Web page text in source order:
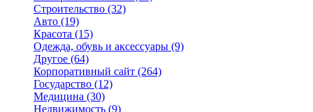
Строительство (32)
Авто (19)
Красота (15)
Одежда, обувь и аксессуары (9)
Другое (64)
Корпоративный сайт (264)
Государство (12)
Медицина (30)
Недвижимость (9)